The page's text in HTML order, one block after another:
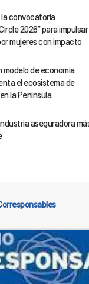
la convocatoria
2026” para impulsar
mujeres con impacto
de economía
el ecosistema de
la Península
aseguradora